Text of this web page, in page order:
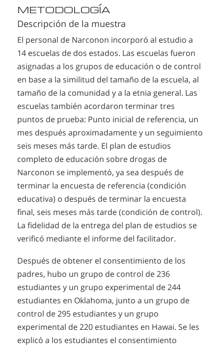
METODOLOGÍA
Descripción de la muestra
El personal de Narconon incorporó al estudio a
14 escuelas de dos estados. Las escuelas fueron
asignadas a los grupos de educación o de control
en base a la similitud del tamaño de la escuela, al
tamaño de la comunidad y a la etnia general. Las
escuelas también acordaron terminar tres
puntos de prueba: Punto inicial de referencia, un
mes después aproximadamente y un seguimiento
seis meses más tarde. El plan de estudios
completo de educación sobre drogas de
Narconon se implementó, ya sea después de
terminar la encuesta de referencia (condición
educativa) o después de terminar la encuesta
final, seis meses más tarde (condición de control).
La fidelidad de la entrega del plan de estudios se
verificó mediante el informe del facilitador.
Después de obtener el consentimiento de los
padres, hubo un grupo de control de 236
estudiantes y un grupo experimental de 244
estudiantes en Oklahoma, junto a un grupo de
control de 295 estudiantes y un grupo
experimental de 220 estudiantes en Hawai. Se les
explicó a los estudiantes el consentimiento